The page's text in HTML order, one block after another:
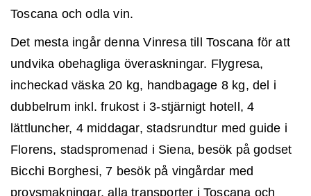
Toscana och odla vin.
Det mesta ingår denna Vinresa till Toscana för att
undvika obehagliga överaskningar. Flygresa,
incheckad väska 20 kg, handbagage 8 kg, del i
dubbelrum inkl. frukost i 3-stjärnigt hotell, 4
lättluncher, 4 middagar, stadsrundtur med guide i
Florens, stadspromenad i Siena, besök på godset
Bicchi Borghesi, 7 besök på vingårdar med
provsmakningar, alla transporter i Toscana och